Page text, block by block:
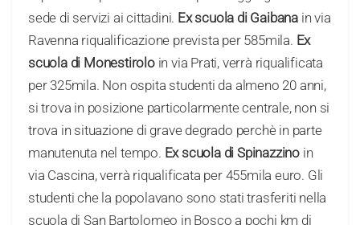
sede di servizi ai cittadini. Ex scuola di Gaibana in via
Ravenna riqualificazione prevista per 585mila. Ex
scuola di Monestiroloin via Prati, verrà riqualificata
per 325mila. Non ospita studenti da almeno 20 anni,
si trova in posizione particolarmente centrale, non si
trova in situazione di grave degrado perchè in parte
manutenuta nel tempo. Ex scuola di Spinazzino in
via Cascina, verrà riqualificata per 455mila euro. Gli
studenti che la popolavano sono stati trasferiti nella
scuola di San Bartolomeo in Bosco a pochi km di